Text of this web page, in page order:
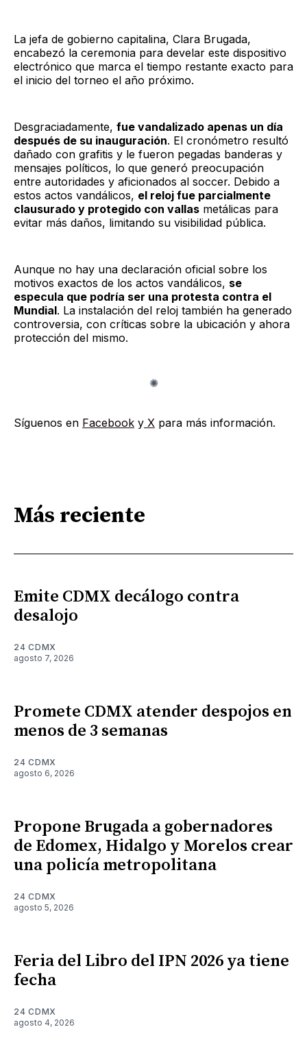
La jefa de gobierno capitalina, Clara Brugada,
encabezó la ceremonia para develar este dispositivo
electrónico que marca el tiempo restante exacto para
el inicio del torneo el año próximo.
Desgraciadamente, fue vandalizado apenas un día
después de su inauguración. El cronómetro resultó
dañado con grafitis y le fueron pegadas banderas y
mensajes políticos, lo que generó preocupación
entre autoridades y aficionados al soccer. Debido a
estos actos vandálicos, el reloj fue parcialmente
clausurado y protegido con vallas metálicas para
evitar más daños, limitando su visibilidad pública.
Aunque no hay una declaración oficial sobre los
motivos exactos de los actos vandálicos, se
especula que podría ser una protesta contra el
Mundial. La instalación del reloj también ha generado
controversia, con críticas sobre la ubicación y ahora
protección del mismo.
Síguenos en Facebook y X para más información.
Más reciente
Emite CDMX decálogo contra
desalojo
24 CDMX
agosto 7, 2026
Promete CDMX atender despojos en
menos de 3 semanas
24 CDMX
agosto 6, 2026
Propone Brugada a gobernadores
de Edomex, Hidalgo y Morelos crear
una policía metropolitana
24 CDMX
agosto 5, 2026
Feria del Libro del IPN 2026 ya tiene
fecha
24 CDMX
agosto 4, 2026